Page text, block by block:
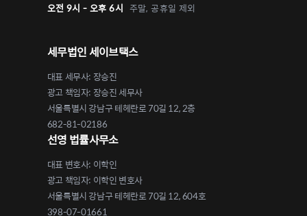
오전 9시 - 오후 6시 주말, 공휴일 제외
세무법인 세이브택스
대표 세무사: 장승진
광고 책임자: 장승진 세무사
서울특별시 강남구 테헤란로 70길 12, 2층
682-81-02186
선영 법률사무소
대표 변호사: 이학인
광고 책임자: 이학인 변호사
서울특별시 강남구 테헤란로 70길 12, 604호
398-07-01661